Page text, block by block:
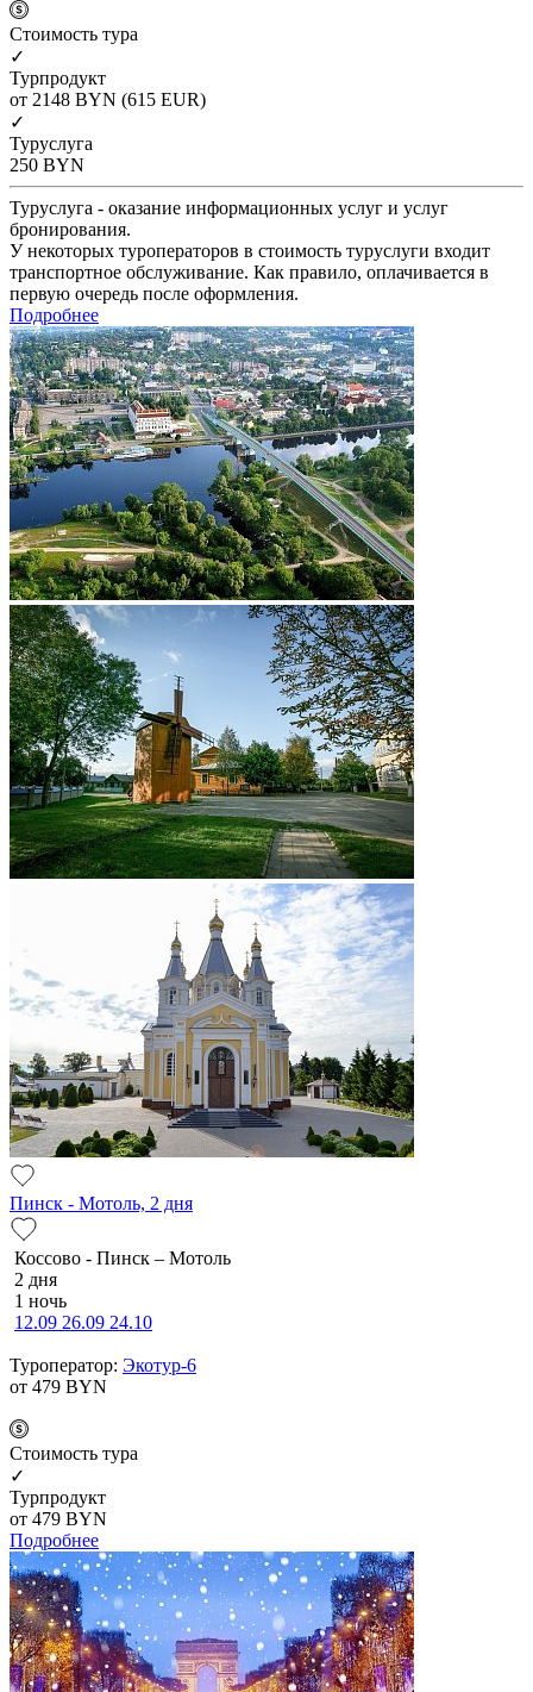
Cтоимость тура
✓
Турпродукт
от 2148 BYN (615 EUR)
✓
Туруслуга
250 BYN
Туруслуга - оказание информационных услуг и услуг
бронирования.
У некоторых туроператоров в стоимость туруслуги входит
транспортное обслуживание. Как правило, оплачивается в
первую очередь после оформления.
Подробнее
Пинск - Мотоль, 2 дня
Коссово - Пинск – Мотоль
2 дня
1 ночь
12.09 26.09 24.10
Туроператор: Экотур-6
от 479 BYN
Cтоимость тура
✓
Турпродукт
от 479 BYN
Подробнее